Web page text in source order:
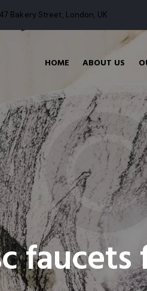
47 Bakery Street, London, UK
HOME ABOUT US